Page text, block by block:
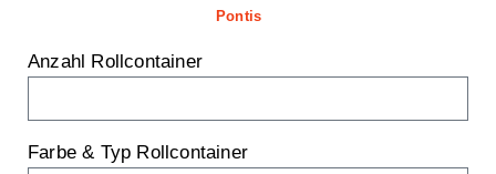
Pontis
Anzahl Rollcontainer
Farbe & Typ Rollcontainer